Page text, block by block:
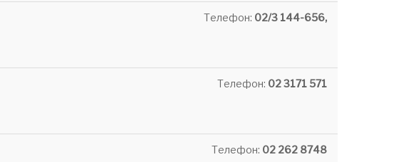
Телефон: 02/3 144-656,
Телефон: 02 3171 571
Телефон: 02 262 8748